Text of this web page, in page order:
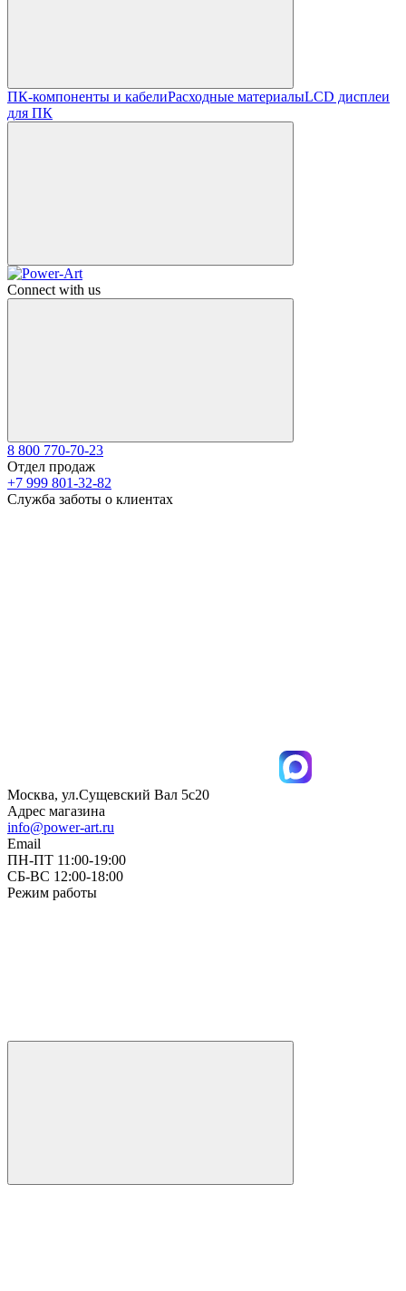
ПК-компоненты и кабелиРасходные материалыLCD дисплеи
для ПК
Connect with us
8 800 770-70-23
Отдел продаж
+7 999 801-32-82
Служба заботы о клиентах
Москва, ул.Сущевский Вал 5с20
Адрес магазина
info@power-art.ru
Email
ПН-ПТ 11:00-19:00
СБ-ВС 12:00-18:00
Режим работы